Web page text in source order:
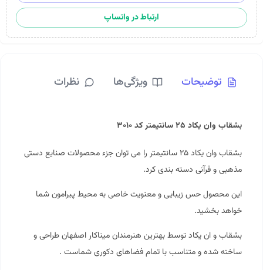
ارتباط در واتساپ
توضیحات ویژگی‌ها نظرات
بشقاب وان یکاد ۲۵ سانتیمتر کد ۳۰۱۰
بشقاب وان یکاد ۲۵ سانتیمتر را می توان جزء محصولات
صنایع دستی
مذهبی و قرآنی دسته بندی کرد.
این محصول حس زیبایی و معنویت خاصی به محیط پیرامون شما
خواهد بخشید.
بشقاب و ان یکاد توسط بهترین هنرمندان میناکار اصفهان طراحی و
ساخته شده و متناسب با تمام فضاهای دکوری شماست .